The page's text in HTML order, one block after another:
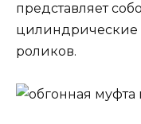
представляет
цилиндрические
роликов.